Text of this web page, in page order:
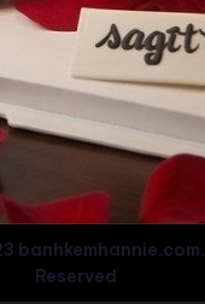
Reserved